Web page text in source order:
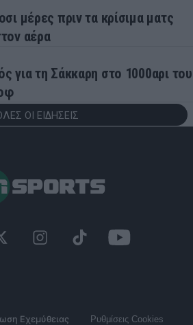
μέρες πριν τα κρίσιμα ματς
αέρα
για τη Σάκκαρη στο 1000αρι του
ΟΙ ΕΙΔΗΣΕΙΣ
Εχεμύθειας Ρυθμίσεις Cookies